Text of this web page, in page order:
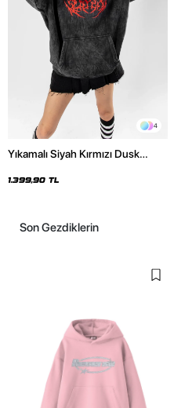
4
Yıkamalı Siyah Kırmızı Dusk
1.399,90 TL
Son Gezdiklerin